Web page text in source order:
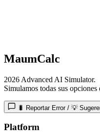
MaumCalc
2026 Advanced AI Simulator.
Simulamos todas sus
🐛 Reportar Error / 💡
Platform